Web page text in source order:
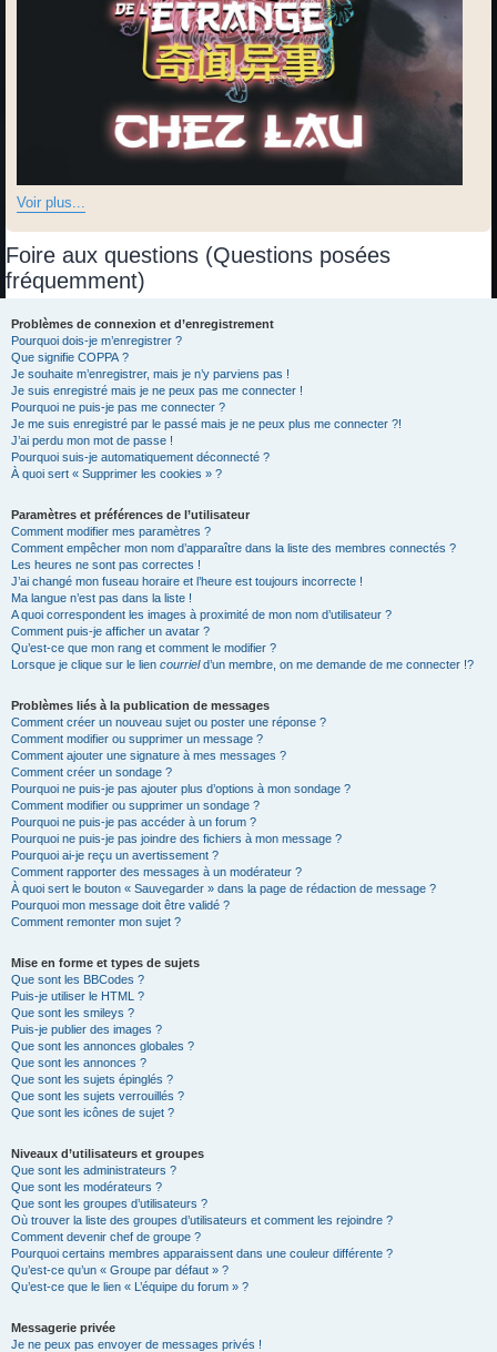
Voir plus...
Foire aux questions (Questions posées
fréquemment)
Problèmes de connexion et d’enregistrement
Pourquoi dois-je m’enregistrer ?
Que signifie COPPA ?
Je souhaite m’enregistrer, mais je n’y parviens pas !
Je suis enregistré mais je ne peux pas me connecter !
Pourquoi ne puis-je pas me connecter ?
Je me suis enregistré par le passé mais je ne peux plus me connecter ?!
J’ai perdu mon mot de passe !
Pourquoi suis-je automatiquement déconnecté ?
À quoi sert « Supprimer les cookies » ?
Paramètres et préférences de l’utilisateur
Comment modifier mes paramètres ?
Comment empêcher mon nom d’apparaître dans la liste des membres connectés ?
Les heures ne sont pas correctes !
J’ai changé mon fuseau horaire et l’heure est toujours incorrecte !
Ma langue n’est pas dans la liste !
A quoi correspondent les images à proximité de mon nom d’utilisateur ?
Comment puis-je afficher un avatar ?
Qu’est-ce que mon rang et comment le modifier ?
Lorsque je clique sur le lien courrield’un membre, on me demande de me connecter !?
Problèmes liés à la publication de messages
Comment créer un nouveau sujet ou poster une réponse ?
Comment modifier ou supprimer un message ?
Comment ajouter une signature à mes messages ?
Comment créer un sondage ?
Pourquoi ne puis-je pas ajouter plus d’options à mon sondage ?
Comment modifier ou supprimer un sondage ?
Pourquoi ne puis-je pas accéder à un forum ?
Pourquoi ne puis-je pas joindre des fichiers à mon message ?
Pourquoi ai-je reçu un avertissement ?
Comment rapporter des messages à un modérateur ?
À quoi sert le bouton « Sauvegarder » dans la page de rédaction de message ?
Pourquoi mon message doit être validé ?
Comment remonter mon sujet ?
Mise en forme et types de sujets
Que sont les BBCodes ?
Puis-je utiliser le HTML ?
Que sont les smileys ?
Puis-je publier des images ?
Que sont les annonces globales ?
Que sont les annonces ?
Que sont les sujets épinglés ?
Que sont les sujets verrouillés ?
Que sont les icônes de sujet ?
Niveaux d’utilisateurs et groupes
Que sont les administrateurs ?
Que sont les modérateurs ?
Que sont les groupes d’utilisateurs ?
Où trouver la liste des groupes d’utilisateurs et comment les rejoindre ?
Comment devenir chef de groupe ?
Pourquoi certains membres apparaissent dans une couleur différente ?
Qu’est-ce qu’un « Groupe par défaut » ?
Qu’est-ce que le lien « L’équipe du forum » ?
Messagerie privée
Je ne peux pas envoyer de messages privés !